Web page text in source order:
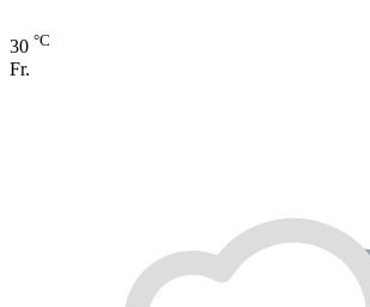
30 °C
Fr.